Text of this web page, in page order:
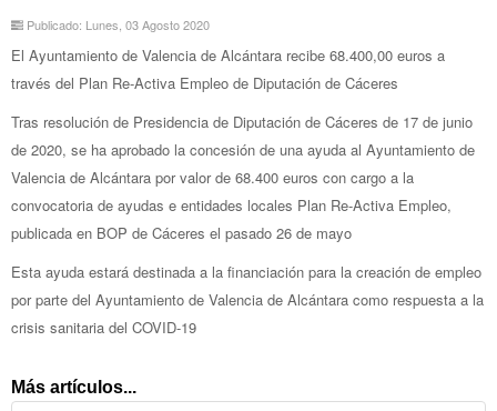
Publicado: Lunes, 03 Agosto 2020
El Ayuntamiento de Valencia de Alcántara recibe 68.400,00 euros a
través del Plan Re-Activa Empleo de Diputación de Cáceres
Tras resolución de Presidencia de Diputación de Cáceres de 17 de junio
de 2020, se ha aprobado la concesión de una ayuda al Ayuntamiento de
Valencia de Alcántara por valor de 68.400 euros con cargo a la
convocatoria de ayudas e entidades locales Plan Re-Activa Empleo,
publicada en BOP de Cáceres el pasado 26 de mayo
Esta ayuda estará destinada a la financiación para la creación de empleo
por parte del Ayuntamiento de Valencia de Alcántara como respuesta a la
crisis sanitaria del COVID-19
Más artículos...